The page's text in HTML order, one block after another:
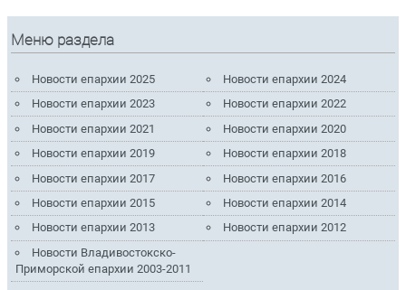
Меню раздела
Новости епархии 2025
Новости епархии 2024
Новости епархии 2023
Новости епархии 2022
Новости епархии 2021
Новости епархии 2020
Новости епархии 2019
Новости епархии 2018
Новости епархии 2017
Новости епархии 2016
Новости епархии 2015
Новости епархии 2014
Новости епархии 2013
Новости епархии 2012
Новости Владивостокско-
Приморской епархии 2003-2011